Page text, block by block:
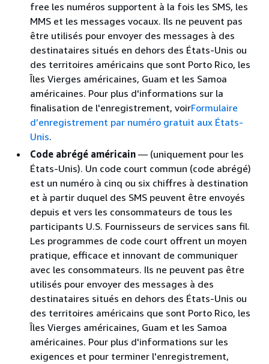
free les numéros supportent à la fois les SMS, les
MMS et les messages vocaux. Ils ne peuvent pas
être utilisés pour envoyer des messages à des
destinataires situés en dehors des États-Unis ou
des territoires américains que sont Porto Rico, les
Îles Vierges américaines, Guam et les Samoa
américaines. Pour plus d'informations sur la
finalisation de l'enregistrement, voirFormulaire
d’enregistrement par numéro gratuit aux États-
Unis.
Code abrégé américain — (uniquement pour les
États-Unis). Un code court commun (code abrégé)
est un numéro à cinq ou six chiffres à destination
et à partir duquel des SMS peuvent être envoyés
depuis et vers les consommateurs de tous les
participants U.S. Fournisseurs de services sans fil.
Les programmes de code court offrent un moyen
pratique, efficace et innovant de communiquer
avec les consommateurs. Ils ne peuvent pas être
utilisés pour envoyer des messages à des
destinataires situés en dehors des États-Unis ou
des territoires américains que sont Porto Rico, les
Îles Vierges américaines, Guam et les Samoa
américaines. Pour plus d'informations sur les
exigences et pour terminer l'enregistrement,